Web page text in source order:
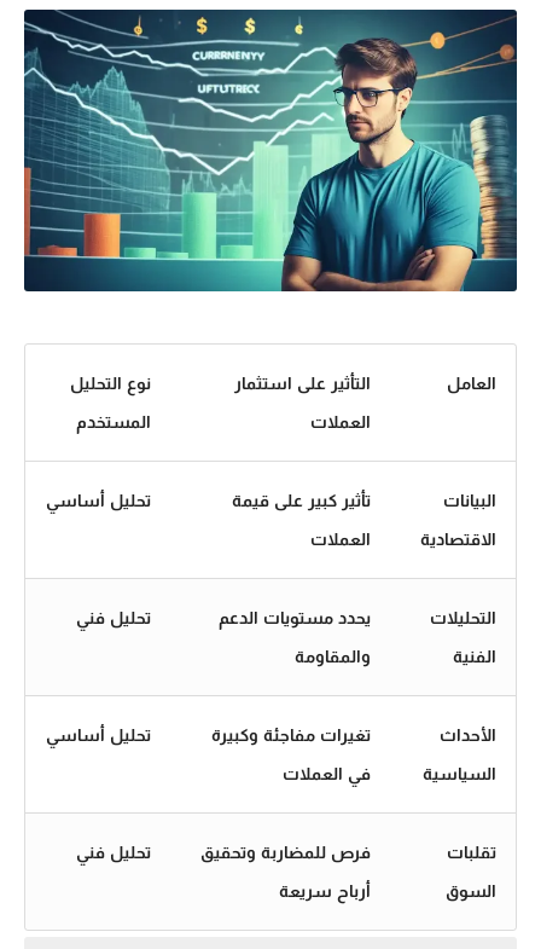
العامل
التأثير على استثمار
العملات
نوع التحليل
المستخدم
البيانات
الاقتصادية
تأثير كبير على قيمة
العملات
تحليل أساسي
التحليلات
الفنية
يحدد مستويات الدعم
والمقاومة
تحليل فني
الأحداث
السياسية
تغيرات مفاجئة وكبيرة
في العملات
تحليل أساسي
تقلبات
السوق
فرص للمضاربة وتحقيق
أرباح سريعة
تحليل فني